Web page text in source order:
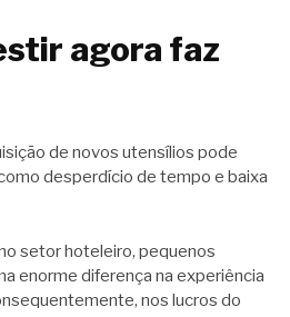
agora faz
de novos utensílios pode
desperdício de tempo e baixa
setor hoteleiro, pequenos
enorme diferença na experiência
nos lucros do